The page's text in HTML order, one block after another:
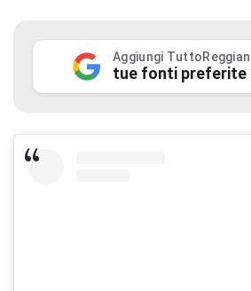
Aggiungi
tue fonti preferite